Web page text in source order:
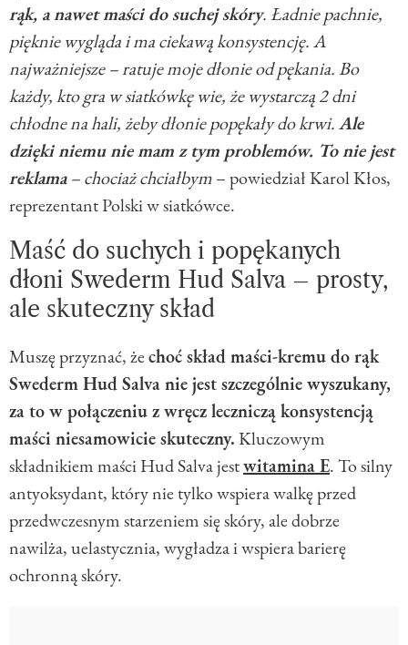
rąk, a nawet maści do suchej skóry. Ładnie pachnie,
pięknie wygląda i ma ciekawą konsystencję. A
najważniejsze – ratuje moje dłonie od pękania. Bo
każdy, kto gra w siatkówkę wie, że wystarczą 2 dni
chłodne na hali, żeby dłonie popękały do krwi.Ale
dzięki niemu nie mam z tym problemów. To nie jest
reklama– chociaż chciałbym– powiedział Karol Kłos,
reprezentant Polski w siatkówce.
Maść do suchych i popękanych
dłoni Swederm Hud Salva – prosty,
ale skuteczny skład
Muszę przyznać, żechoć skład maści-kremu do rąk
Swederm Hud Salva nie jest szczególnie wyszukany,
za to w połączeniu z wręcz leczniczą konsystencją
maści niesamowicie skuteczny.Kluczowym
składnikiem maści Hud Salva jestwitamina E. To silny
antyoksydant, który nie tylko wspiera walkę przed
przedwczesnym starzeniem się skóry, ale dobrze
nawilża, uelastycznia, wygładza i wspiera barierę
ochronną skóry.